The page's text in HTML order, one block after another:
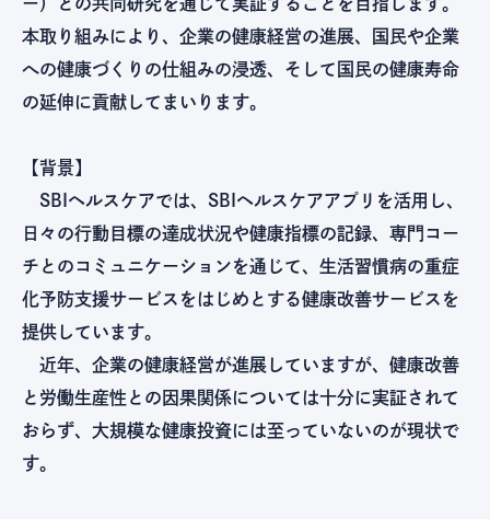
本取り組みにより、企業の健康経営の進展、国民や企業
への健康づくりの仕組みの浸透、そして国民の健康寿命
の延伸に貢献してまいります。
【背景】
SBIヘルスケアでは、SBIヘルスケアアプリを活用し、
日々の行動目標の達成状況や健康指標の記録、専門コー
チとのコミュニケーションを通じて、生活習慣病の重症
化予防支援サービスをはじめとする健康改善サービスを
提供しています。
近年、企業の健康経営が進展していますが、健康改善
と労働生産性との因果関係については十分に実証されて
おらず、大規模な健康投資には至っていないのが現状で
す。